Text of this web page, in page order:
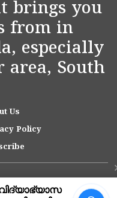
brings you
from in
especially
area, South
Us
Policy